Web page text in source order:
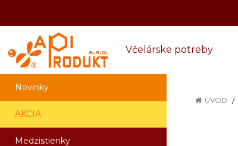
Včelárske potreby
Novinky
AKCIA
Medzistienky
ÚVOD